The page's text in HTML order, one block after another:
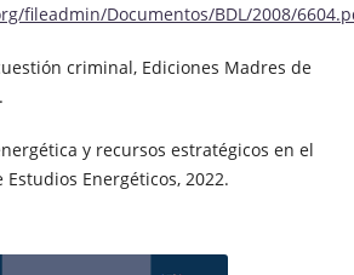
fileadmin/Documentos/BDL/2008/
criminal, Ediciones Madres de
y recursos estratégicos en el
Energéticos, 2022.